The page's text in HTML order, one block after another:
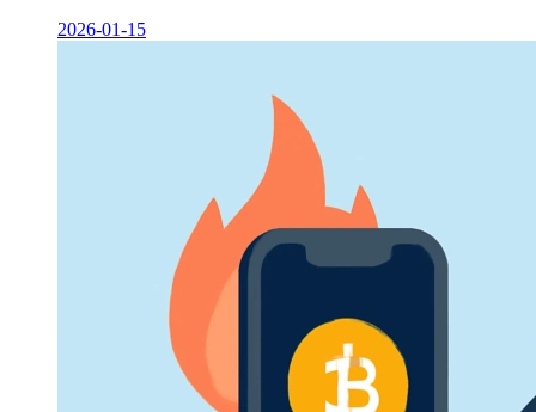
2026-01-15